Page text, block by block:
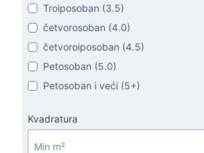
Troiposoban (3.5)
četvorosoban (4.0)
četvoroiposoban (4.5)
Petosoban (5.0)
Petosoban i veći (5+)
Kvadratura